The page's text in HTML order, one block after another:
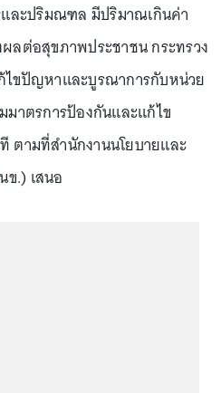
ละปริมณฑล มีปริมาณเกินค่า
ลต่อสุขภาพประชาชน กระทรวง
ไขปัญหาและบูรณาการกับหน่วย
มาตรการป้องกันและแก้ไข
ามที่สำนักงานนโยบายและ
.) เสนอ